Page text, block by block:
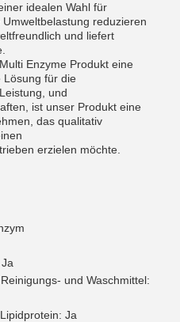
idealen Wahl für
reduzieren
und liefert
Enzyme Produkt eine
Lösung für die
und
ist unser Produkt eine
das qualitativ
erzielen möchte.
und Waschmittel:
Ja